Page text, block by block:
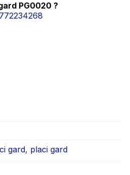
PG0020 ?
gard, placi gard